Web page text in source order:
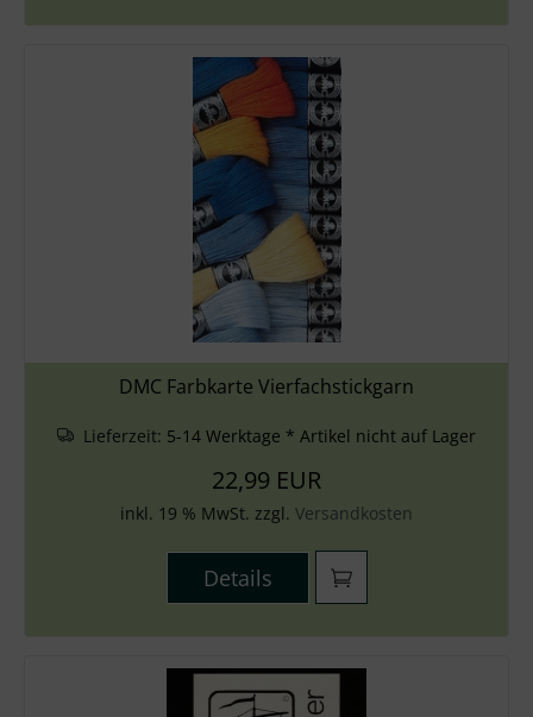
DMC Farbkarte Vierfachstickgarn
Lieferzeit: 5-14 Werktage * Artikel nicht auf Lager
22,99 EUR
inkl. 19 % MwSt. zzgl. Versandkosten
Details